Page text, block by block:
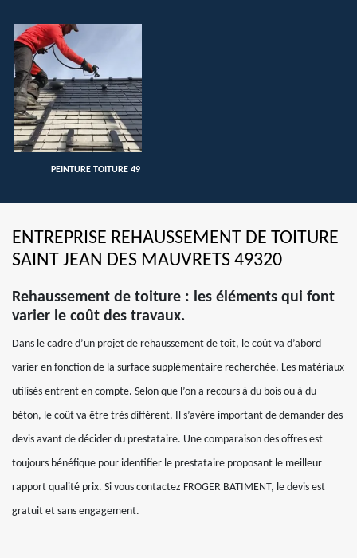
PEINTURE TOITURE 49
ENTREPRISE REHAUSSEMENT DE TOITURE
SAINT JEAN DES MAUVRETS 49320
Rehaussement de toiture : les éléments qui font
varier le coût des travaux.
Dans le cadre d’un projet de rehaussement de toit, le coût va d’abord
varier en fonction de la surface supplémentaire recherchée. Les matériaux
utilisés entrent en compte. Selon que l’on a recours à du bois ou à du
béton, le coût va être très différent. Il s’avère important de demander des
devis avant de décider du prestataire. Une comparaison des offres est
toujours bénéfique pour identifier le prestataire proposant le meilleur
rapport qualité prix. Si vous contactez FROGER BATIMENT, le devis est
gratuit et sans engagement.